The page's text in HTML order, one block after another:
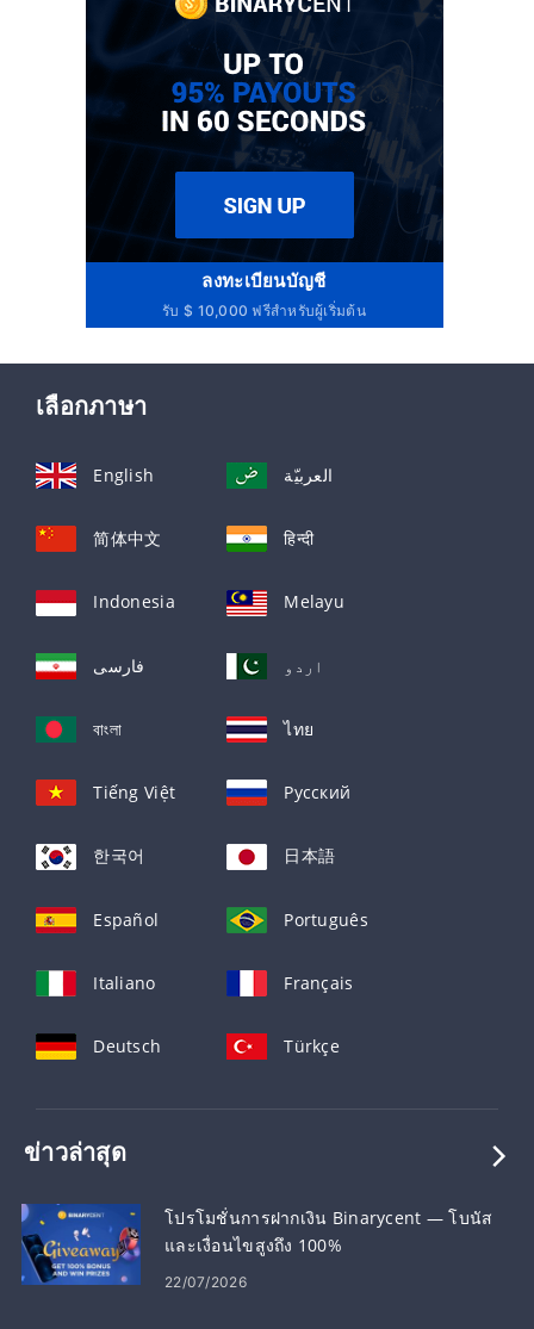
ลงทะเบียนบัญชี
รับ $ 10,000 ฟรีสำหรับผู้เริ่มต้น
เลือกภาษา
English العربيّة
简体中文 हिन्दी
Indonesia Melayu
فارسی اردو
বাংলা ไทย
Tiếng Việt Русский
한국어 日本語
Español Português
Italiano Français
Deutsch Türkçe
ข่าวล่าสุด
โปรโมชั่นการฝากเงิน Binarycent — โบนัส
และเงื่อนไขสูงถึง 100%
22/07/2026